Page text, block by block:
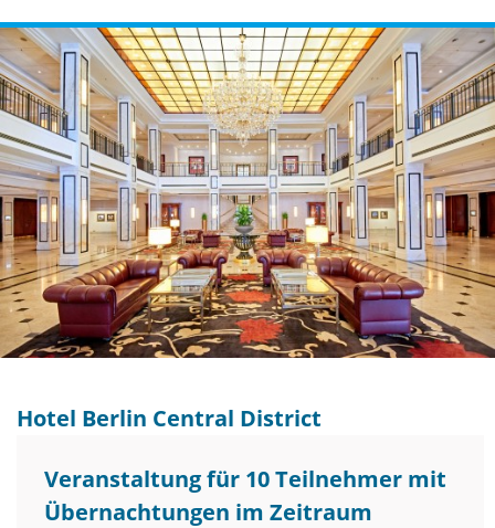
Hotel Berlin Central District
Veranstaltung für 10 Teilnehmer mit
Übernachtungen im Zeitraum